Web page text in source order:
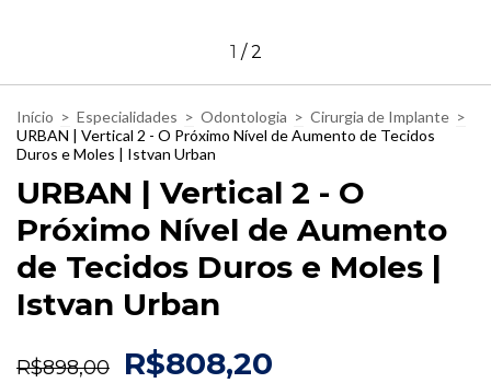
1 /2
Início > Especialidades > Odontologia > Cirurgia de Implante >
URBAN | Vertical 2 - O Próximo Nível de Aumento de Tecidos
Duros e Moles | Istvan Urban
URBAN | Vertical 2 - O
Próximo Nível de Aumento
de Tecidos Duros e Moles |
Istvan Urban
R$898,00 R$808,20